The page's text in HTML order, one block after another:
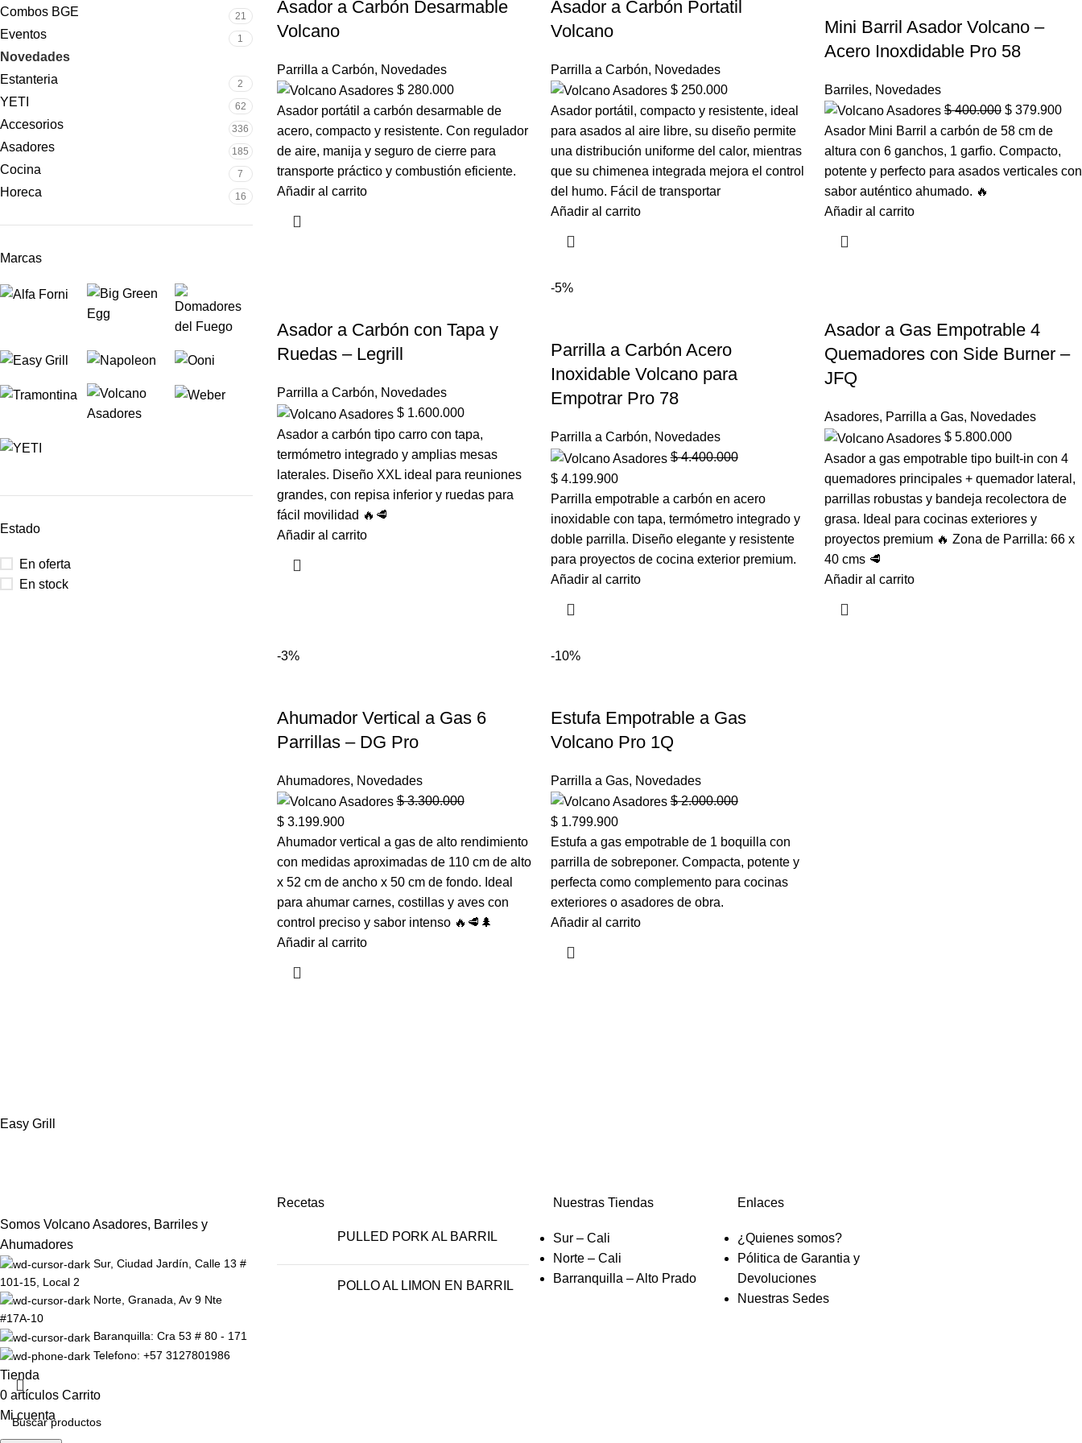
Combos BGE 21
Eventos 1
Novedades
Estanteria 2
YETI 62
Accesorios 336
Asadores 185
Cocina 7
Horeca 16
Marcas
Estado
En oferta
En stock
Asador a Carbón Desarmable
Volcano
Parrilla a Carbón, Novedades
$280.000
Asador portátil a carbón desarmable de
acero, compacto y resistente. Con regulador
de aire, manija y seguro de cierre para
transporte práctico y combustión eficiente.
Añadir al carrito
Asador a Carbón Portatil
Volcano
Parrilla a Carbón, Novedades
$250.000
Asador portátil, compacto y resistente, ideal
para asados al aire libre, su diseño permite
una distribución uniforme del calor, mientras
que su chimenea integrada mejora el control
del humo. Fácil de transportar
Añadir al carrito
Mini Barril Asador Volcano –
Acero Inoxdidable Pro 58
Barriles, Novedades
$400.000 $379.900
Asador Mini Barril a carbón de 58 cm de
altura con 6 ganchos, 1 garfio. Compacto,
potente y perfecto para asados verticales con
sabor auténtico ahumado. 🔥
Añadir al carrito
Asador a Carbón con Tapa y
Ruedas – Legrill
Parrilla a Carbón, Novedades
$1.600.000
Asador a carbón tipo carro con tapa,
termómetro integrado y amplias mesas
laterales. Diseño XXL ideal para reuniones
grandes, con repisa inferior y ruedas para
fácil movilidad 🔥🥩
Añadir al carrito
-5%
Parrilla a Carbón Acero
Inoxidable Volcano para
Empotrar Pro 78
Parrilla a Carbón, Novedades
$4.400.000
$4.199.900
Parrilla empotrable a carbón en acero
inoxidable con tapa, termómetro integrado y
doble parrilla. Diseño elegante y resistente
para proyectos de cocina exterior premium.
Añadir al carrito
Asador a Gas Empotrable 4
Quemadores con Side Burner –
JFQ
Asadores, Parrilla a Gas, Novedades
$5.800.000
Asador a gas empotrable tipo built-in con 4
quemadores principales + quemador lateral,
parrillas robustas y bandeja recolectora de
grasa. Ideal para cocinas exteriores y
proyectos premium 🔥 Zona de Parrilla: 66 x
40 cms 🥩
Añadir al carrito
-3%
Ahumador Vertical a Gas 6
Parrillas – DG Pro
Ahumadores, Novedades
$3.300.000
$3.199.900
Ahumador vertical a gas de alto rendimiento
con medidas aproximadas de 110 cm de alto
x 52 cm de ancho x 50 cm de fondo. Ideal
para ahumar carnes, costillas y aves con
control preciso y sabor intenso 🔥🥩🌲
Añadir al carrito
-10%
Estufa Empotrable a Gas
Volcano Pro 1Q
Parrilla a Gas, Novedades
$2.000.000
$1.799.900
Estufa a gas empotrable de 1 boquilla con
parrilla de sobreponer. Compacta, potente y
perfecta como complemento para cocinas
exteriores o asadores de obra.
Añadir al carrito
Easy Grill
Somos Volcano Asadores, Barriles y
Ahumadores
Sur, Ciudad Jardín, Calle 13 #
101-15, Local 2
Norte, Granada, Av 9 Nte
#17A-10
Baranquilla: Cra 53 # 80 - 171
Telefono: +57 3127801986
Recetas
PULLED PORK AL BARRIL
POLLO AL LIMON EN BARRIL
Nuestras Tiendas
Sur – Cali
Norte – Cali
Barranquilla – Alto Prado
Enlaces
¿Quienes somos?
Pólitica de Garantia y
Devoluciones
Nuestras Sedes
Tienda
0 artículos Carrito
Mi cuenta